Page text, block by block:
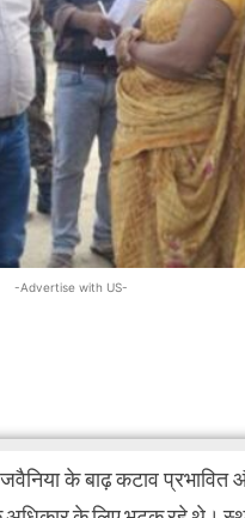
-Advertise with US-
के बाढ़ कटाव प्रभावित